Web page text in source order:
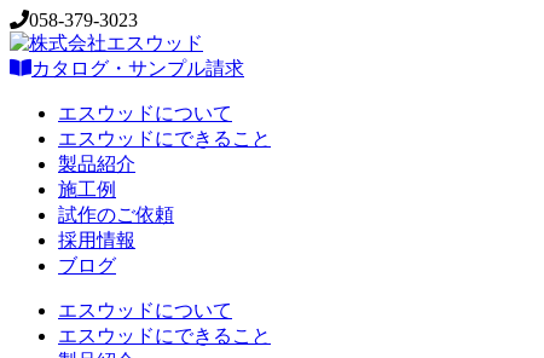
058-379-3023
カタログ・サンプル請求
エスウッドについて
エスウッドにできること
製品紹介
施工例
試作のご依頼
採用情報
ブログ
エスウッドについて
エスウッドにできること